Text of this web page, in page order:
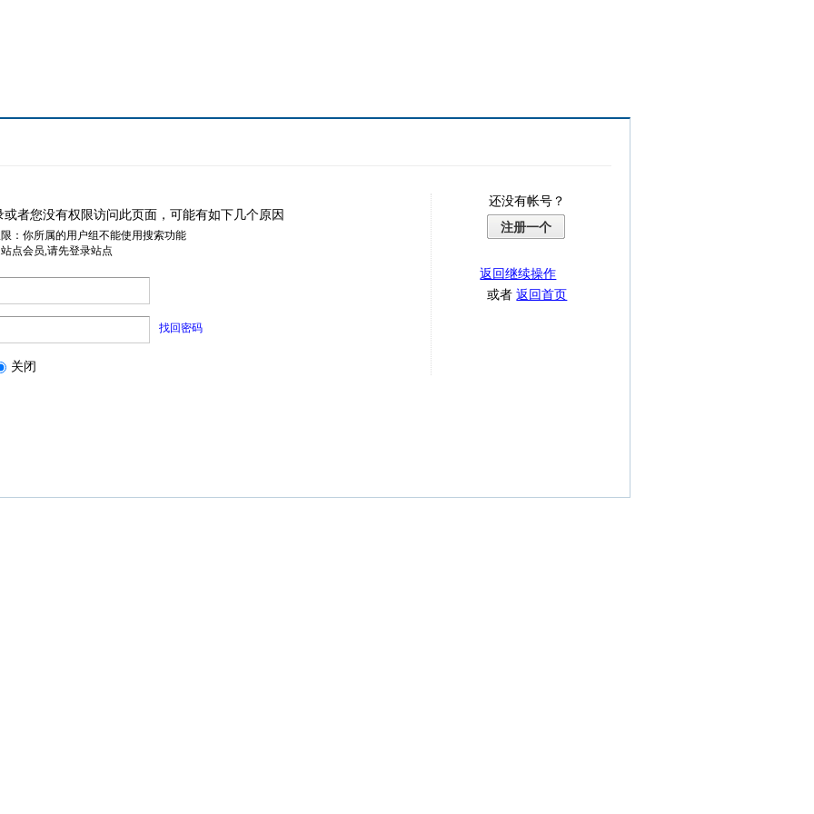
或者您没有权限访问此页面，可能有如下几个原因
：你所属的用户组不能使用搜索功能
点会员,请先登录站点
找回密码
关闭
还没有帐号？
注册一个
返回继续操作
或者返回首页